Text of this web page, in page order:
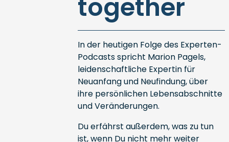
together
In der heutigen Folge des Experten-
Podcasts spricht Marion Pagels,
leidenschaftliche Expertin für
Neuanfang und Neufindung, über
ihre persönlichen Lebensabschnitte
und Veränderungen.
Du erfährst außerdem, was zu tun
ist, wenn Du nicht mehr weiter